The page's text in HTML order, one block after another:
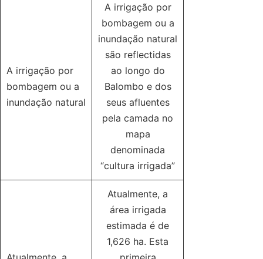
A irrigação por
bombagem ou a
inundação natural
A irrigação por
bombagem ou a
inundação natural
são reflectidas
ao longo do
Balombo e dos
seus afluentes
pela camada no
mapa
denominada
“cultura irrigada”
Atualmente, a
área irrigada
estimada é de
1,626 ha. Esta